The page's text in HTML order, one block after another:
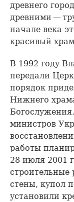
древнего
древними —
начале века
красивый
В 1992 году
передали
порядок
Нижнего
министров
работы
28 июля 2001
строительные
стены, купол
установили